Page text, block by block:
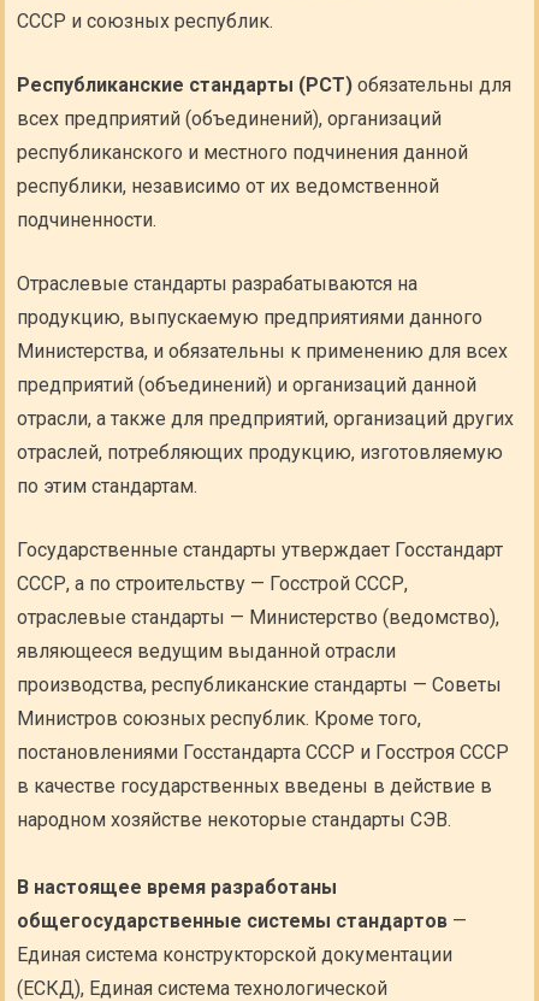
СССР и союзных республик.
Республиканские стандарты (РСТ) обязательны для
всех предприятий (объединений), организаций
республиканского и местного подчинения данной
республики, независимо от их ведомственной
подчиненности.
Отраслевые стандарты разрабатываются на
продукцию, выпускаемую предприятиями данного
Министерства, и обязательны к применению для всех
предприятий (объединений) и организаций данной
отрасли, а также для предприятий, организаций других
отраслей, потребляющих продукцию, изготовляемую
по этим стандартам.
Государственные стандарты утверждает Госстандарт
СССР, а по строительству — Госстрой СССР,
отраслевые стандарты — Министерство (ведомство),
являющееся ведущим выданной отрасли
производства, республиканские стандарты — Советы
Министров союзных республик. Кроме того,
постановлениями Госстандарта СССР и Госстроя СССР
в качестве государственных введены в действие в
народном хозяйстве некоторые стандарты СЭВ.
В настоящее время разработаны
общегосударственные системы стандартов —
Единая система конструкторской документации
(ЕСКД), Единая система технологической